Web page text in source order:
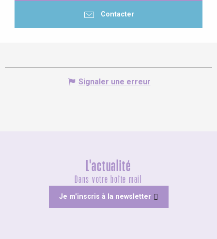
Contacter
Signaler une erreur
L'actualité
Dans votre boîte mail
Je m'inscris à la newsletter